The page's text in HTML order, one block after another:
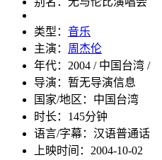
类型： 音乐
主演： 周杰伦
年代： 2004 / 中国台湾 /
导演： 暂无导演信息
国家/地区： 中国台湾
时长： 145分钟
语言/字幕： 汉语普通话
上映时间： 2004-10-02